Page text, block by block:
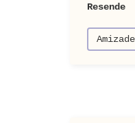
Resende
Amizade